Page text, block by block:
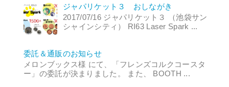
ジャパリケット３ おしながき
2017/07/16 ジャパリケット３ （池袋サン
シャインシティ） RI63 Laser Spark ...
委託＆通販のお知らせ
メロンブックス様 にて、「フレンズコルクコースタ
ー」の委託が決まりました。 また、 BOOTH ...